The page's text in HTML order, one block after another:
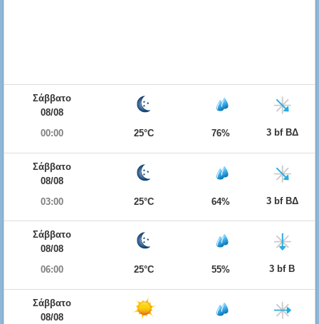
Σάββατο
08/08
00:00
25°C 76% 3 bf ΒΔ
Σάββατο
08/08
03:00
25°C 64% 3 bf ΒΔ
Σάββατο
08/08
06:00
25°C 55% 3 bf Β
Σάββατο
08/08